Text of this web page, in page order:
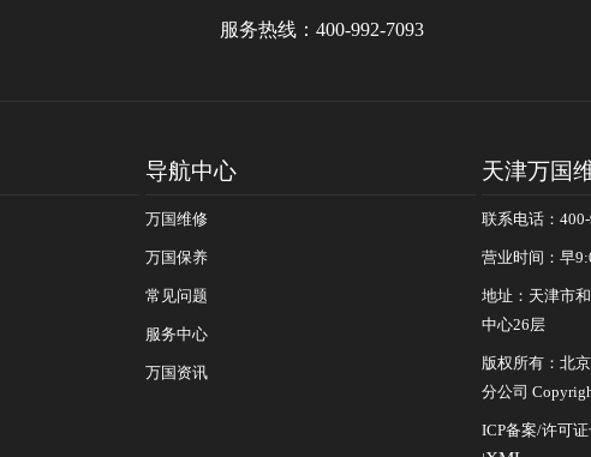
服务热线： 400-992-7093
导航中心
万国维修
万国保养
常见问题
服务中心
万国资讯
天津万国
联系电话：
营业时间：早
地址：天津市
中心26层
版权所有：北
分公司
ICP备案/许可证